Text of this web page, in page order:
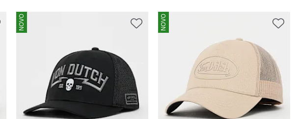
NOVO NOVO